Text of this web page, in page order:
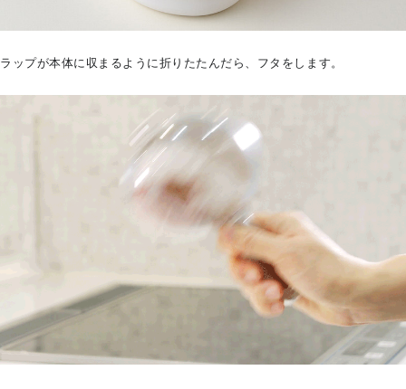
ラップが本体に収まるように折りたたんだら、フタをします。